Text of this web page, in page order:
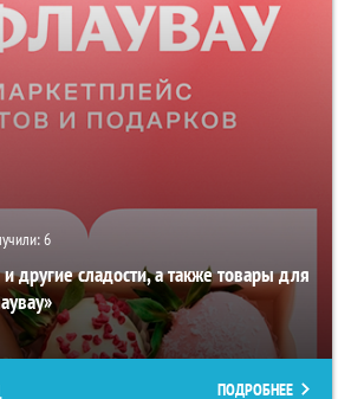
6
другие сладости, а также товары для
ПОДРОБНЕЕ